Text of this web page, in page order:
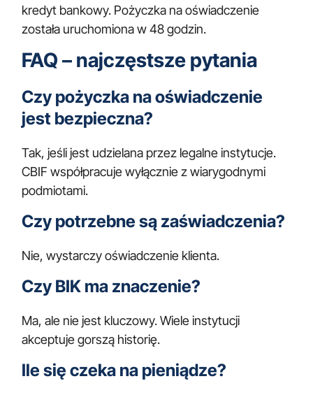
kredyt bankowy. Pożyczka na oświadczenie
została uruchomiona w 48 godzin.
FAQ – najczęstsze pytania
Czy pożyczka na oświadczenie
jest bezpieczna?
Tak, jeśli jest udzielana przez legalne instytucje.
CBIF współpracuje wyłącznie z wiarygodnymi
podmiotami.
Czy potrzebne są zaświadczenia?
Nie, wystarczy oświadczenie klienta.
Czy BIK ma znaczenie?
Ma, ale nie jest kluczowy. Wiele instytucji
akceptuje gorszą historię.
Ile się czeka na pieniądze?